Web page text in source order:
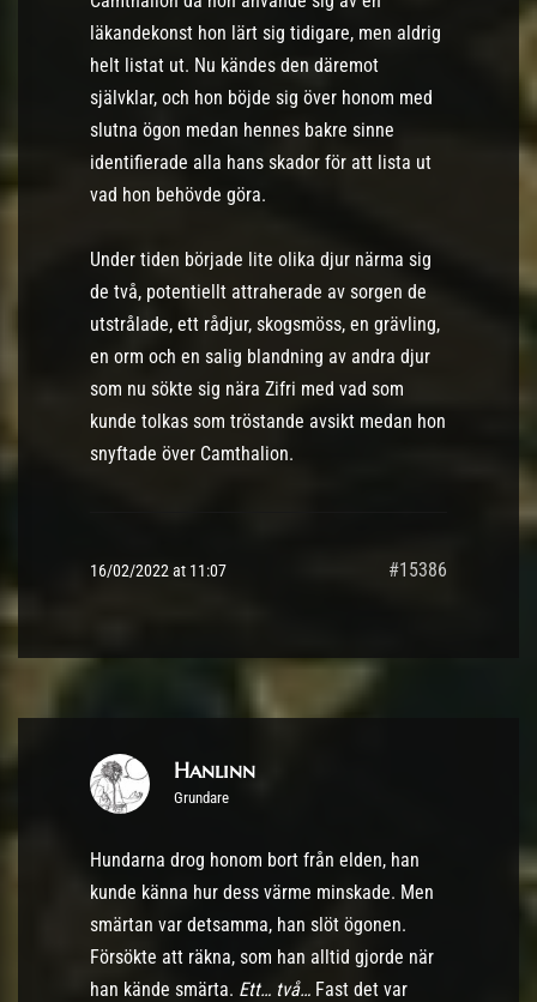
läkandekonst hon lärt sig tidigare, men aldrig
helt listat ut. Nu kändes den däremot
självklar, och hon böjde sig över honom med
slutna ögon medan hennes bakre sinne
identifierade alla hans skador för att lista ut
vad hon behövde göra.
Under tiden började lite olika djur närma sig
de två, potentiellt attraherade av sorgen de
utstrålade, ett rådjur, skogsmöss, en grävling,
en orm och en salig blandning av andra djur
som nu sökte sig nära Zifri med vad som
kunde tolkas som tröstande avsikt medan hon
snyftade över Camthalion.
16/02/2022 at 11:07 #15386
Hanlinn
Grundare
Hundarna drog honom bort från elden, han
kunde känna hur dess värme minskade. Men
smärtan var detsamma, han slöt ögonen.
Försökte att räkna, som han alltid gjorde när
han kände smärta. Ett… två… Fast det var